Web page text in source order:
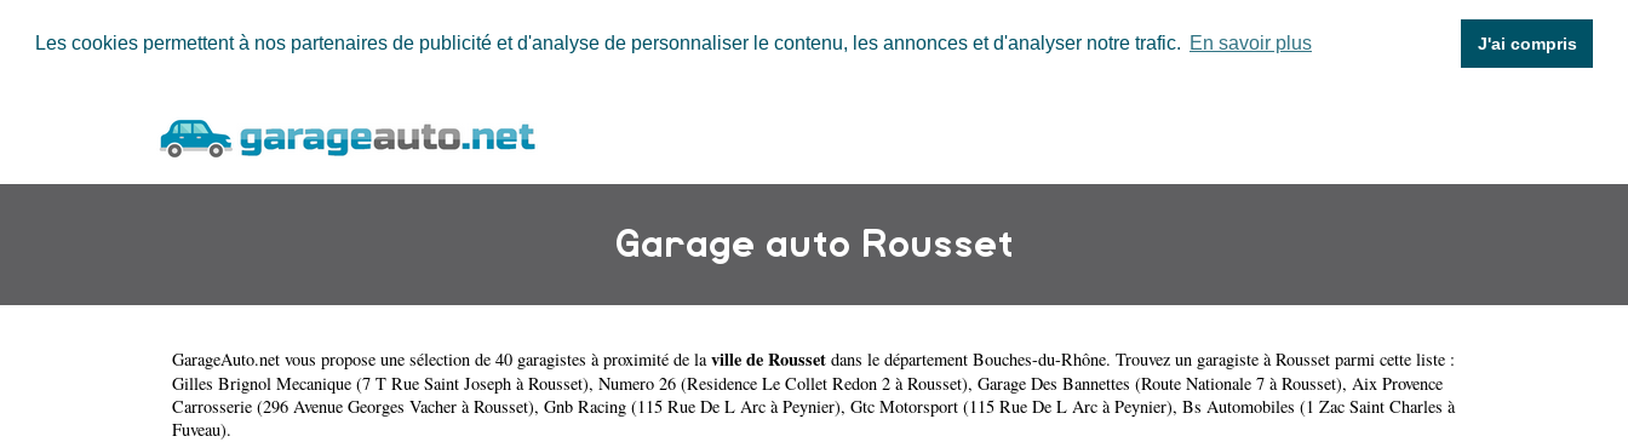
Les cookies permettent à nos partenaires de publicité et d'analyse de personnaliser le contenu, les annonces et d'analyser notre trafic. En savoir plus J'ai compris
Garage auto Rousset
GarageAuto.net vous propose une sélection de 40 garagistes à proximité de laville de Rousset dans le département Bouches-du-Rhône. Trouvez un garagiste à Rousset parmi cette liste :
Gilles Brignol Mecanique (7 T Rue Saint Joseph à Rousset), Numero 26 (Residence Le Collet Redon 2 à Rousset), Garage Des Bannettes (Route Nationale 7 à Rousset), Aix Provence
Carrosserie (296 Avenue Georges Vacher à Rousset), Gnb Racing (115 Rue De L Arc à Peynier), Gtc Motorsport (115 Rue De L Arc à Peynier), Bs Automobiles (1 Zac Saint Charles à
Fuveau).